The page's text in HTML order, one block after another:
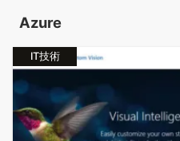
Azure
IT技術